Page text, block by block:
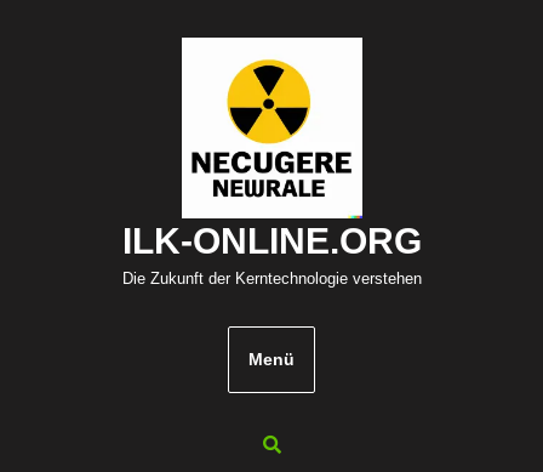
ILK-ONLINE.ORG
Die Zukunft der Kerntechnologie verstehen
Menü